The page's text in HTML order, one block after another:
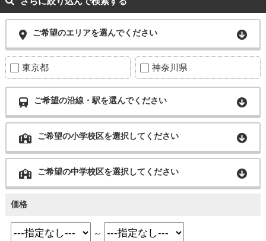
ご希望のエリアを選んでください
東京都 神奈川県
ご希望の沿線・駅を選んでください
ご希望の小学校区を選択してください
ご希望の中学校区を選択してください
価格
～